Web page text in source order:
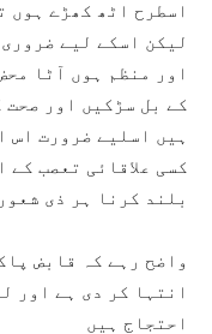
اسطرح اٹھ کھڑے ہوں
لیکن اسکے لیے
اور منظم ہوں آٹا
کے بل سڑکیں اور
ہیں اسلیے ضرورت اس
کسی علاقائی تعصب
بلند کرنا ہر ذی
واضح رہے کہ قابض
انتہا کر دی ہے اور
احتجاج ہیں